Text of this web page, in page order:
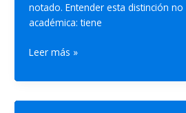
notado. Entender esta distinción
académica: tiene
Qué
los
Leer más »